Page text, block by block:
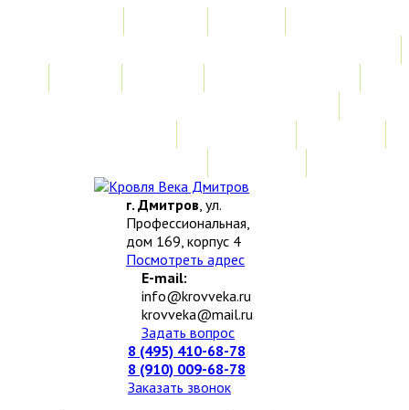
г. Дмитров, ул.
Профессиональная,
дом 169, корпус 4
Посмотреть адрес
E-mail:
info@krovveka.ru
krovveka@mail.ru
Задать вопрос
8 (495) 410-68-78
8 (910) 009-68-78
Заказать звонок